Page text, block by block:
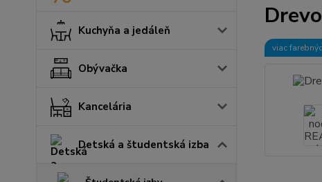
Kuchyňa a jedáleň
Obývačka
Kancelária
Detská a študentská izba
viac